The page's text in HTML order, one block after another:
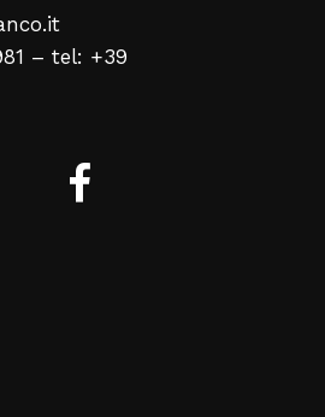
– tel: +39